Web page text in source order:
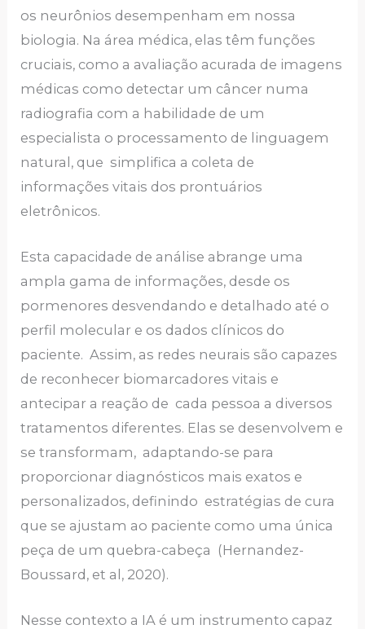
os neurônios desempenham em nossa
biologia. Na área médica, elas têm funções
cruciais, como a avaliação acurada de imagens
médicas como detectar um câncer numa
radiografia com a habilidade de um
especialista o processamento de linguagem
natural, que simplifica a coleta de
informações vitais dos prontuários
eletrônicos.
Esta capacidade de análise abrange uma
ampla gama de informações, desde os
pormenores desvendando e detalhado até o
perfil molecular e os dados clínicos do
paciente. Assim, as redes neurais são capazes
de reconhecer biomarcadores vitais e
antecipar a reação de cada pessoa a diversos
tratamentos diferentes. Elas se desenvolvem e
se transformam, adaptando-se para
proporcionar diagnósticos mais exatos e
personalizados, definindo estratégias de cura
que se ajustam ao paciente como uma única
peça de um quebra-cabeça (Hernandez-
Boussard, et al, 2020).
Nesse contexto a IA é um instrumento capaz